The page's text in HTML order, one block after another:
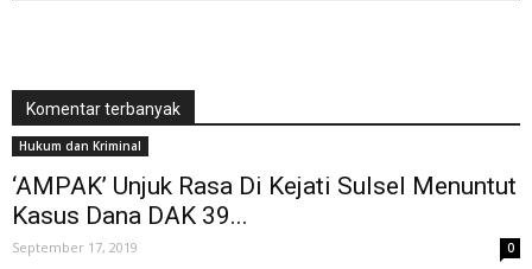
Komentar terbanyak
Hukum dan Kriminal
‘AMPAK’ Unjuk Rasa Di Kejati Sulsel Menuntut
Kasus Dana DAK 39...
September 17, 2019 0